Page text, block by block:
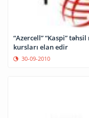
“Azercell” “Kaspi”
kursları elan edir
30-09-2010